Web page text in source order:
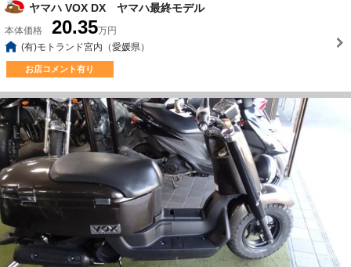
ヤマハ VOX DX ヤマハ最終モデル
本体価格 20.35万円
(有)モトランド宮内（愛媛県）
お店コメント有り